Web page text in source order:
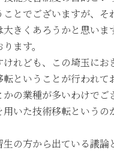
とでございますが、
きくあろうかと思い
ます。
れども、この埼玉に
ということが行われ
の業種が多いわけで
いた技術移転という
の方から出ている議